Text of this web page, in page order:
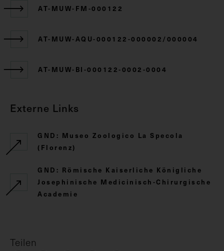
AT-MUW-FM-000122
AT-MUW-AQU-000122-000002/000004
AT-MUW-BI-000122-0002-0004
Externe Links
GND: Museo Zoologico La Specola
(Florenz)
GND: Römische Kaiserliche Königliche
Josephinische Medicinisch-Chirurgische
Academie
Teilen